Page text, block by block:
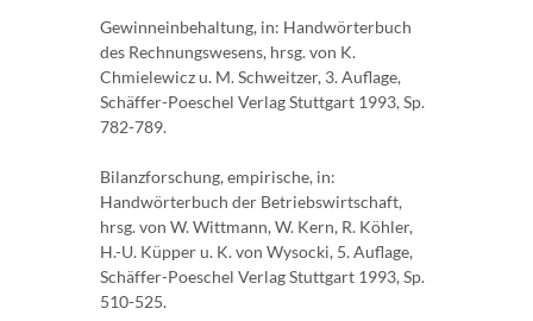
Gewinneinbehaltung, in: Handwörterbuch
des Rechnungswesens, hrsg. von K.
Chmielewicz u. M. Schweitzer, 3. Auflage,
Schäffer-Poeschel Verlag Stuttgart 1993, Sp.
782-789.
Bilanzforschung, empirische, in:
Handwörterbuch der Betriebswirtschaft,
hrsg. von W. Wittmann, W. Kern, R. Köhler,
H.-U. Küpper u. K. von Wysocki, 5. Auflage,
Schäffer-Poeschel Verlag Stuttgart 1993, Sp.
510-525.